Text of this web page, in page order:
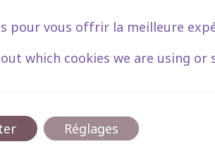
minutos
pour vous offrir la meilleure
which cookies we are using or
Réglages